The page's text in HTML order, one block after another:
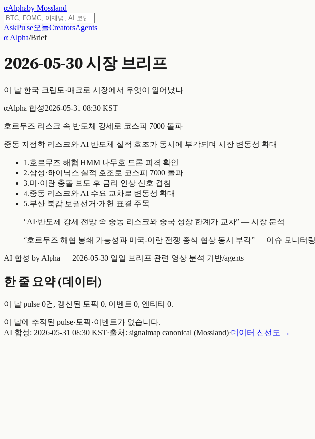
αAlphaby Mossland
AskPulse오늘CreatorsAgents
α Alpha/Brief
2026-05-30시장 브리프
이 날 한국 크립토·매크로 시장에서 무엇이 일어났나.
αAlpha 합성2026-05-31 08:30 KST
호르무즈 리스크 속 반도체 강세로 코스피 7000 돌파
중동 지정학 리스크와 AI 반도체 실적 호조가 동시에 부각되며 시장 변동성 확대
1 .호르무즈 해협 HMM 나무호 드론 피격 확인
2.삼성·하이닉스 실적 호조로 코스피 7000 돌파
3.미·이란 충돌 보도 후 금리 인상 신호 겹침
4.중동 리스크와 AI 수요 교차로 변동성 확대
5.부산 북갑 보궐선거·개헌 표결 주목
“AI·반도체 강세 전망 속 중동 리스크와 중국 성장 한계가 교차” — 시장 분석
“호르무즈 해협 봉쇄 가능성과 미국-이란 전쟁 종식 협상 동시 부각” — 이슈 모니터링
AI 합성 by Alpha — 2026-05-30 일일 브리프 관련 영상 분석 기반/agents
한 줄 요약 (데이터)
이 날 pulse 0건, 갱신된 토픽 0, 이벤트 0, 엔티티 0.
이 날에 추적된 pulse·토픽·이벤트가 없습니다.
AI 합성: 2026-05-31 08:30 KST·출처: signalmap canonical (Mossland)·데이터 신선도 →